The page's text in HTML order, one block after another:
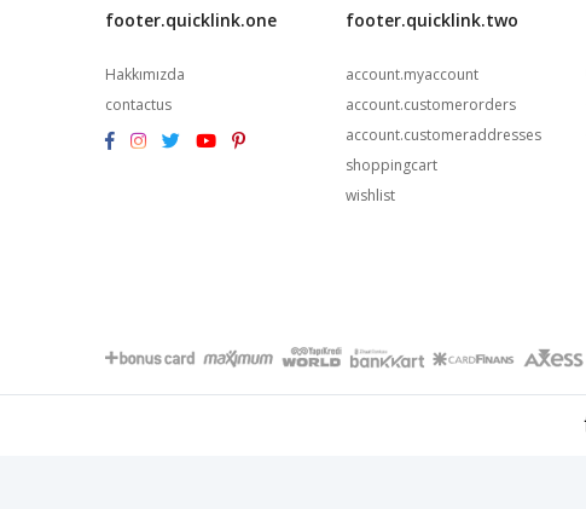
footer.quicklink.one
Hakkımızda
contactus
footer.quicklink.two
account.myaccount
account.customerorders
account.customeraddresses
shoppingcart
wishlist